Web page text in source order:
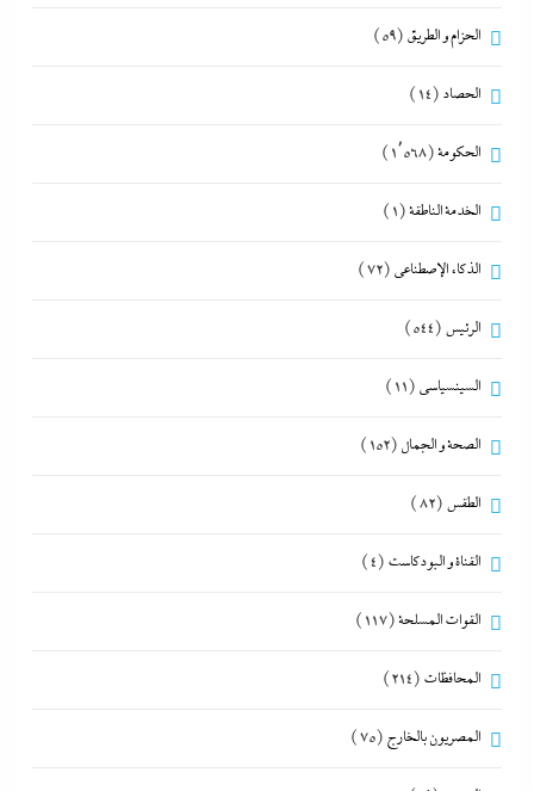
الحزام و الطريق (59)
الحصاد (14)
الحكومة(1٬568)
الخدمة الناطقة(1)
الذكاء الإصطناعي (72)
الرئيس (544)
السينسياسي (11)
الصحة و الجمال (152)
الطقس (82)
القناة و البودكاست (4)
القوات المسلحة(117)
المحافظات (214)
المصريون بالخارج (75)